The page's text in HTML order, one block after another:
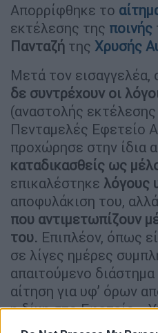
Απορρίφθηκε το
εκτέλεσης της ποινής
Πανταζή της Χρυσής
Μετά τον εισαγγελέα,
δε συντρέχουν οι
(αναστολής
Πενταμελές Εφετείο
προχώρησε στην ίδια
καταδικασθείς ως
επικαλέστηκε λόγους
αποφυλάκιση του,
που αντιμετωπίζουν
του. Επιπλέον, όπως
σε λίγες ημέρες
απαιτούμενο διάστημα
αίτηση για υφ’ όρων
η δίκη στο Εφετείο.
δίκαιης δίκης και